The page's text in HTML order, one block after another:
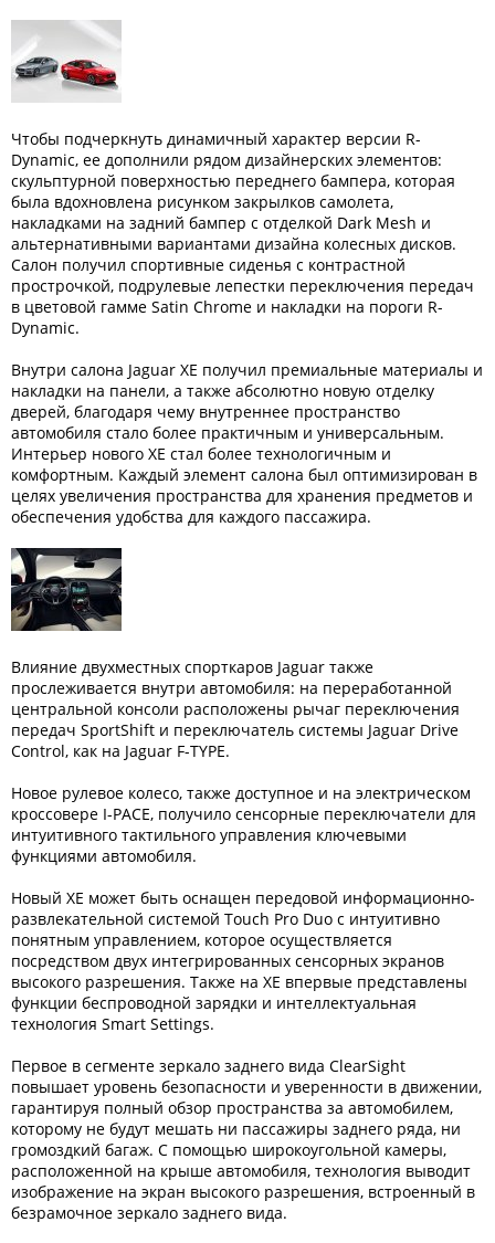
Чтобы подчеркнуть динамичный характер версии R-
Dynamic, ее дополнили рядом дизайнерских элементов:
скульптурной поверхностью переднего бампера, которая
была вдохновлена рисунком закрылков самолета,
накладками на задний бампер с отделкой Dark Mesh и
альтернативными вариантами дизайна колесных дисков.
Салон получил спортивные сиденья с контрастной
прострочкой, подрулевые лепестки переключения передач
в цветовой гамме Satin Chrome и накладки на пороги R-
Dynamic.
Внутри салона Jaguar XE получил премиальные материалы и
накладки на панели, а также абсолютно новую отделку
дверей, благодаря чему внутреннее пространство
автомобиля стало более практичным и универсальным.
Интерьер нового XE стал более технологичным и
комфортным. Каждый элемент салона был оптимизирован в
целях увеличения пространства для хранения предметов и
обеспечения удобства для каждого пассажира.
Влияние двухместных спорткаров Jaguar также
прослеживается внутри автомобиля: на переработанной
центральной консоли расположены рычаг переключения
передач SportShift и переключатель системы Jaguar Drive
Control, как на Jaguar F-TYPE.
Новое рулевое колесо, также доступное и на электрическом
кроссовере I-PACE, получило сенсорные переключатели для
интуитивного тактильного управления ключевыми
функциями автомобиля.
Новый XE может быть оснащен передовой информационно-
развлекательной системой Touch Pro Duo с интуитивно
понятным управлением, которое осуществляется
посредством двух интегрированных сенсорных экранов
высокого разрешения. Также на XE впервые представлены
функции беспроводной зарядки и интеллектуальная
технология Smart Settings.
Первое в сегменте зеркало заднего вида ClearSight
повышает уровень безопасности и уверенности в движении,
гарантируя полный обзор пространства за автомобилем,
которому не будут мешать ни пассажиры заднего ряда, ни
громоздкий багаж. С помощью широкоугольной камеры,
расположенной на крыше автомобиля, технология выводит
изображение на экран высокого разрешения, встроенный в
безрамочное зеркало заднего вида.